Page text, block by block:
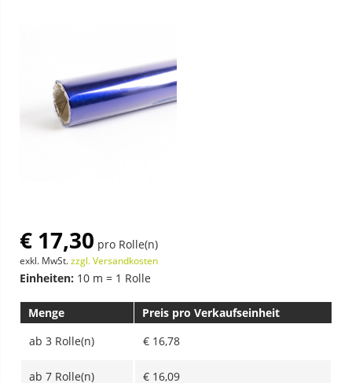
€ 17,30 pro Rolle(n)
exkl. MwSt.zzgl. Versandkosten
Einheiten: 10 m = 1 Rolle
Menge
Preis pro Verkaufseinheit
ab 3 Rolle(n) € 16,78
ab 7 Rolle(n) € 16,09